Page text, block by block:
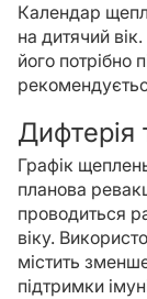
Календар
на дитячий
його потрібно
Дифтерія
Графік
планова
проводиться
віку.
містить
підтримки